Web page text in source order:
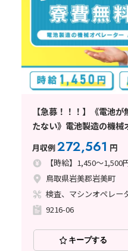
【急募！！！】《電池
たない》電池製造の機械
月収例272,561 円
【時給】1,450～1,500
鳥取県岩美郡岩美町
9216-06
キープする